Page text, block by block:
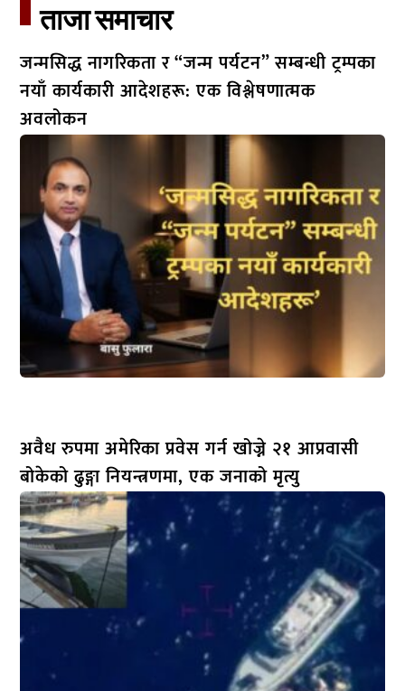
ताजा समाचार​
जन्मसिद्ध नागरिकता र “जन्म पर्यटन” सम्बन्धी ट्रम्पका
नयाँ कार्यकारी आदेशहरू: एक विश्लेषणात्मक
अवलोकन
अवैध रुपमा अमेरिका प्रवेस गर्न खोज्ने २१ आप्रवासी
बोकेको ढुङ्गा नियन्त्रणमा, एक जनाको मृत्यु